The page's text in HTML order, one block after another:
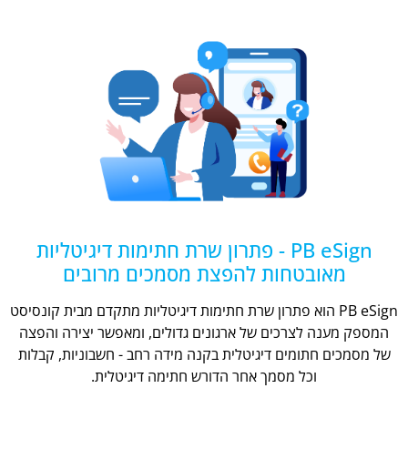
PB eSign - פתרון שרת חתימות דיגיטליות
מאובטחות להפצת מסמכים מרובים
PB eSign הוא פתרון שרת חתימות דיגיטליות מתקדם מבית קונסיסט
המספק מענה לצרכים של ארגונים גדולים, ומאפשר יצירה והפצה
של מסמכים חתומים דיגיטלית בקנה מידה רחב - חשבוניות, קבלות
וכל מסמך אחר הדורש חתימה דיגיטלית.